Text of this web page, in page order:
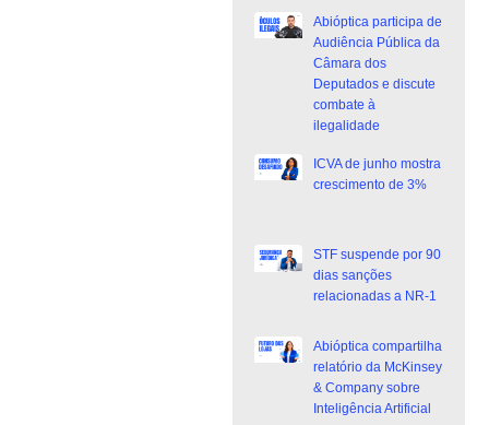
Abióptica participa de
Audiência Pública da
Câmara dos
Deputados e discute
combate à
ilegalidade
ICVA de junho mostra
crescimento de 3%
STF suspende por 90
dias sanções
relacionadas a NR-1
Abióptica compartilha
relatório da McKinsey
& Company sobre
Inteligência Artificial